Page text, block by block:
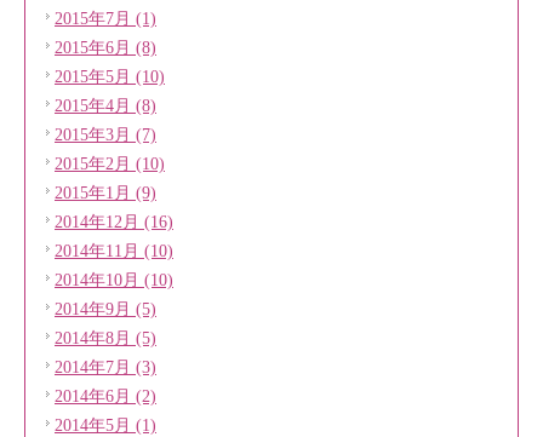
2015年7月 (1)
2015年6月 (8)
2015年5月 (10)
2015年4月 (8)
2015年3月 (7)
2015年2月 (10)
2015年1月 (9)
2014年12月 (16)
2014年11月 (10)
2014年10月 (10)
2014年9月 (5)
2014年8月 (5)
2014年7月 (3)
2014年6月 (2)
2014年5月 (1)